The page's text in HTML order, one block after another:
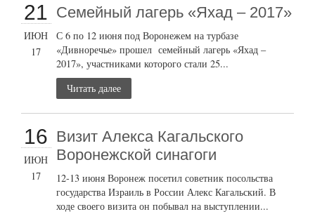
21
ИЮН
17
Семейный лагерь «Яхад – 2017»
С 6 по 12 июня под Воронежем на турбазе
«Дивноречье» прошел семейный лагерь «Яхад –
2017», участниками которого стали 25...
Читать далее
16
ИЮН
17
Визит Алекса Кагальского
Воронежской синагоги
12-13 июня Воронеж посетил советник посольства
государства Израиль в России Алекс Кагальский. В
ходе своего визита он побывал на выступлении...